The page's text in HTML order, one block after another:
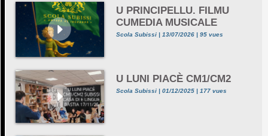
U PRINCIPELLU. FILMU
CUMEDIA MUSICALE
Scola Subissi | 13/07/2026 | 95 vues
U LUNI PIACÈ CM1/CM2
Scola Subissi | 01/12/2025 | 177 vues